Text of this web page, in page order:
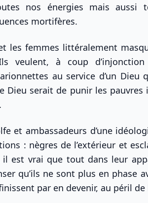
nos énergies mais aussi
mortifères.
les femmes littéralement
veulent, à coup
au service d’un Dieu
Dieu serait de punir les
et ambassadeurs d’une
: nègres de l’extérieur et
est vrai que tout dans leur
qu’ils ne sont plus en phase
par en devenir, au péril